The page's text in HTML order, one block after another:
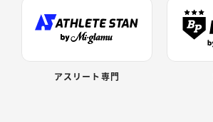
アスリート専門